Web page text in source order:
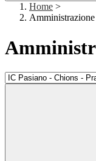
Home >
Amministrazione